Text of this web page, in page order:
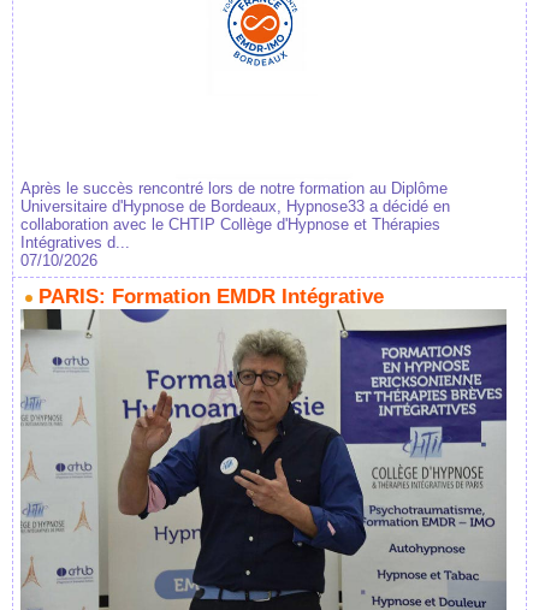
Après le succès rencontré lors de notre formation au Diplôme
Universitaire d'Hypnose de Bordeaux, Hypnose33 a décidé en
collaboration avec le CHTIP Collège d'Hypnose et Thérapies
Intégratives d...
07/10/2026
PARIS: Formation EMDR Intégrative